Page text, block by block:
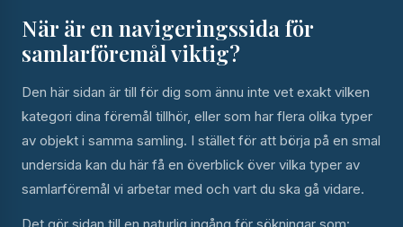
När är en navigeringssida för
samlarföremål viktig?
Den här sidan är till för dig som ännu inte vet exakt vilken
kategori dina föremål tillhör, eller som har flera olika typer
av objekt i samma samling. I stället för att börja på en smal
undersida kan du här få en överblick över vilka typer av
samlarföremål vi arbetar med och vart du ska gå vidare.